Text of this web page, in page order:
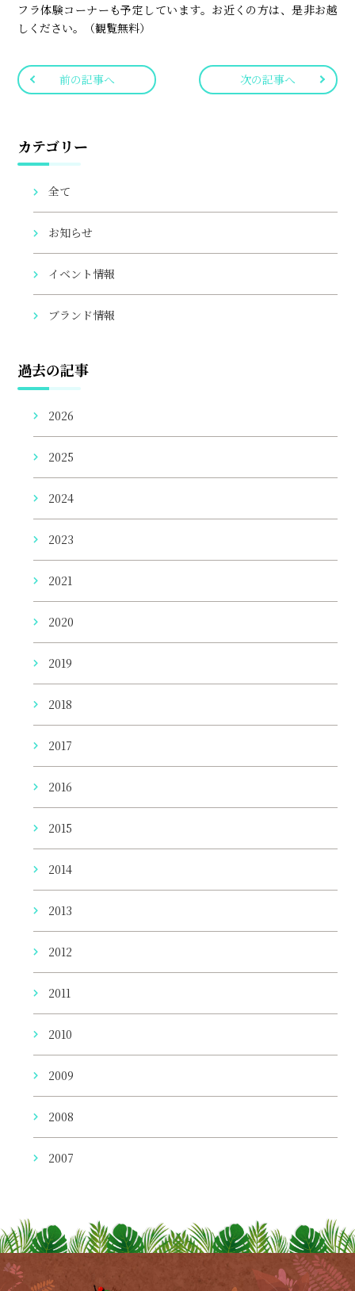
フラ体験コーナーも予定しています。お近くの方は、是非お越
しください。（観覧無料）
前の記事へ 次の記事へ
カテゴリー
全て
お知らせ
イベント情報
ブランド情報
過去の記事
2026
2025
2024
2023
2021
2020
2019
2018
2017
2016
2015
2014
2013
2012
2011
2010
2009
2008
2007